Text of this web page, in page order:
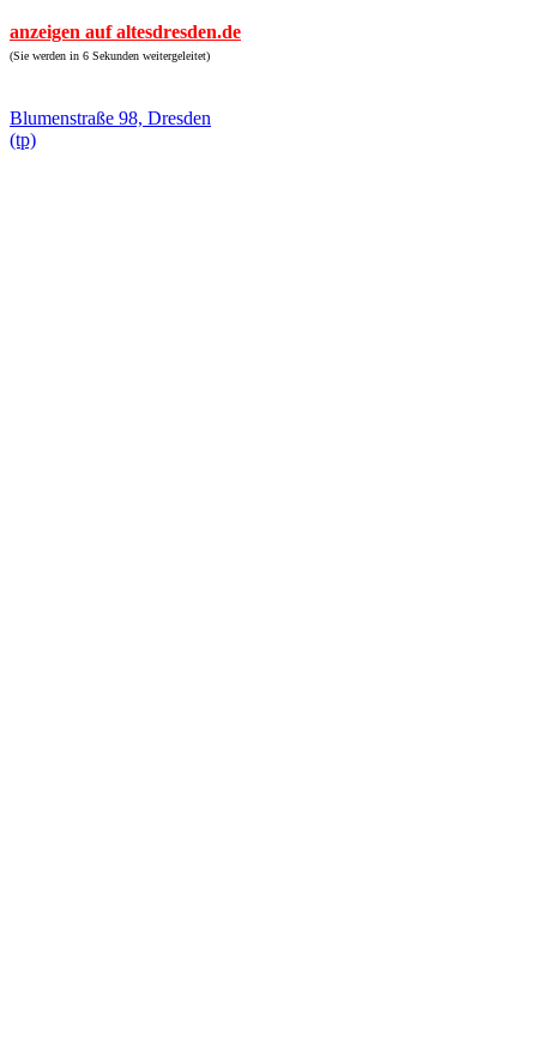
anzeigen auf altesdresden.de
(Sie werden in 6 Sekunden weitergeleitet)
Blumenstraße 98, Dresden
(tp)